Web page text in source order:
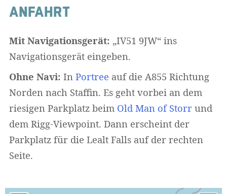
ANFAHRT
Mit Navigationsgerät: „IV51 9JW“ ins
Navigationsgerät eingeben.
Ohne Navi: In Portree auf die A855 Richtung
Norden nach Staffin. Es geht vorbei an dem
riesigen Parkplatz beim Old Man of Storr und
dem Rigg-Viewpoint. Dann erscheint der
Parkplatz für die Lealt Falls auf der rechten
Seite.